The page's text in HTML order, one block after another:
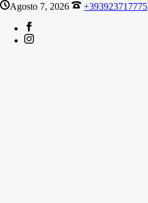
Agosto 7, 2026 +393923717775